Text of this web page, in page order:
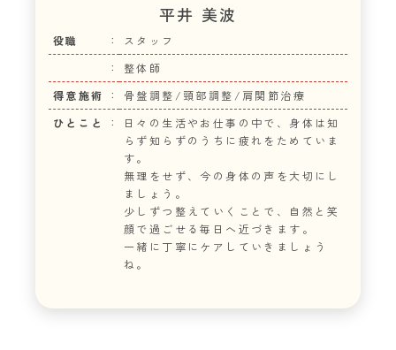
平井 美波
役職
スタッフ
整体師
得意施術
骨盤調整/頸部調整/肩関節治療
ひとこと
日々の生活やお仕事の中で、身体は知
らず知らずのうちに疲れをためていま
す。
無理をせず、今の身体の声を大切にし
ましょう。
少しずつ整えていくことで、自然と笑
顔で過ごせる毎日へ近づきます。
一緒に丁寧にケアしていきましょう
ね。